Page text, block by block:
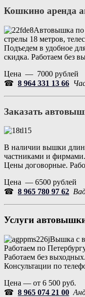
Кошкино аренда
Автовышка по
стрелы 18 метров,
Подъедем в удобное
скидка. Работаем без
Цена — 7000 рублей
☎ 8 964 331 13 66
Заказать
В наличии вышки
частниками и
Цены договорные.
Цена — 6500 рублей
☎ 8 965 780 97 62
Услуги
Вышка с
Работаем по
Работаем без
Консультации по
Цена — от 6 500 руб.
☎ 8 965 074 21 00